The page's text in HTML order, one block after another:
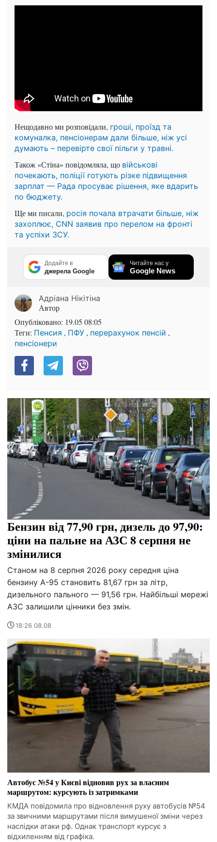
Нещодавно ми розповідали, гроші, проїзд та
комуналка, пенсіонерам дали більше, ніж усі
думають – перевірте свої пільги у травні.
Також «Стіна» повідомляла, що військові
почекають, поліції готують різке підвищення
зарплат — Рада просуває рішення, яке вдарить
по бюджету.
Ще ми писали, росія почала втрачати більше, ніж
захоплює, CNN заявив про перелом на фронті
та успіхи ЗСУ.
Додайте в
джерела Google
Читайте нас у
Google News
Адріана Нікітіна
Автор
Опубліковано: 19.05 08:05
Теги: Пенсия , ПФУ , перерахунок пенсій ,
пенсіонери
Бензин від 77,90 грн, дизель до 97,90:
ціни на пальне на АЗС 8 серпня не
змінилися
Станом на 8 серпня 2026 року середня ціна
бензину А-95 становить 81,67 грн за літр,
дизельного пального — 91,56 грн. Найбільші мережі
АЗС залишили цінники без змін.
18:26 08.08
Автобус №54 у Києві відновив рух за власним
маршрутом: курсують із затримками
КМДА повідомила про відновлення руху автобусів №54
за звичними маршрутами після вимушеної зміни через
наслідки атаки рф. Однак транспорт курсує з
відхиленням від графіка.